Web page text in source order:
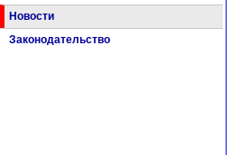
Новости
Законодательство